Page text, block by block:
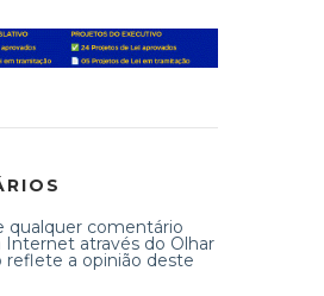
qualquer comentário
Internet através do Olhar
reflete a opinião deste